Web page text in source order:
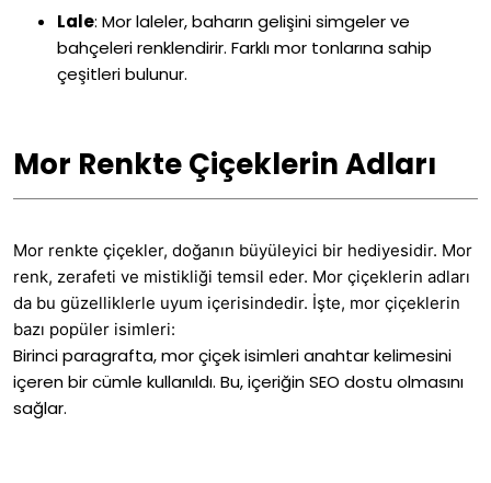
Lale: Mor laleler, baharın gelişini simgeler ve
bahçeleri renklendirir. Farklı mor tonlarına sahip
çeşitleri bulunur.
Mor Renkte Çiçeklerin Adları
Mor renkte çiçekler, doğanın büyüleyici bir hediyesidir. Mor
renk, zerafeti ve mistikliği temsil eder. Mor çiçeklerin adları
da bu güzelliklerle uyum içerisindedir. İşte, mor çiçeklerin
bazı popüler isimleri:
Birinci paragrafta, mor çiçek isimleri anahtar kelimesini
içeren bir cümle kullanıldı. Bu, içeriğin SEO dostu olmasını
sağlar.